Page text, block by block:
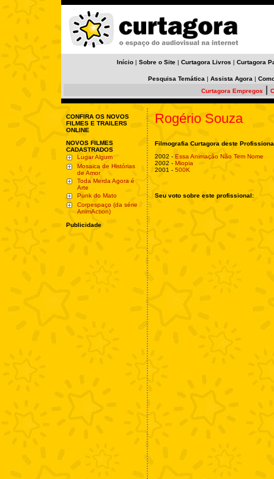
Início | Sobre o Site | Curtagora Livros | Curtagora
Pesquisa Temática | Assista Agora |
Curtagora Empregos
CONFIRA OS NOVOS
FILMES E TRAILERS
ONLINE
NOVOS FILMES
CADASTRADOS
Lugar Algum
Mosaica de Histórias
de Amor
Toda Merda Agora é
Arte
Punk do Mato
Corpespaço (da série
AnimAction)
Publicidade
Rogério Souza
Filmografia Curtagora deste
2002 - Essa Animação Não Tem Nome
2002 - Miopia
2001 - 500K
Seu voto sobre este profissional: